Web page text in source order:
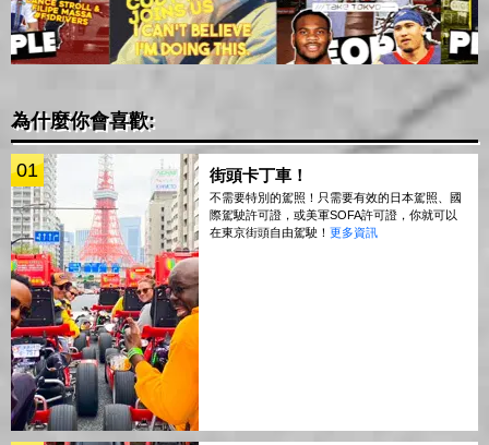
為什麼你會喜歡:
01 街頭卡丁車！
不需要特別的駕照！只需要有效的日本駕照、國
際駕駛許可證，或美軍SOFA許可證，你就可以
在東京街頭自由駕駛！ 更多資訊